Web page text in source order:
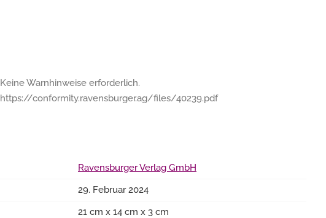
Keine Warnhinweise erforderlich.
https://conformity.ravensburger.ag/files/40239.pdf
Ravensburger Verlag GmbH
29. Februar 2024
21 cm x 14 cm x 3 cm